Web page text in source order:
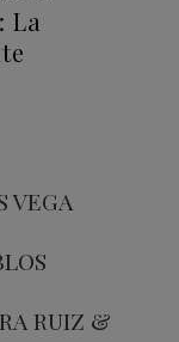
La
VEGA
RUIZ &